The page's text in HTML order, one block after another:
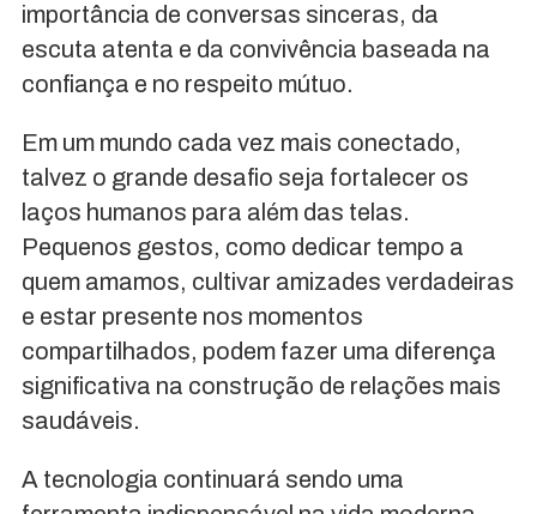
importância de conversas sinceras, da
escuta atenta e da convivência baseada na
confiança e no respeito mútuo.
Em um mundo cada vez mais conectado,
talvez o grande desafio seja fortalecer os
laços humanos para além das telas.
Pequenos gestos, como dedicar tempo a
quem amamos, cultivar amizades verdadeiras
e estar presente nos momentos
compartilhados, podem fazer uma diferença
significativa na construção de relações mais
saudáveis.
A tecnologia continuará sendo uma